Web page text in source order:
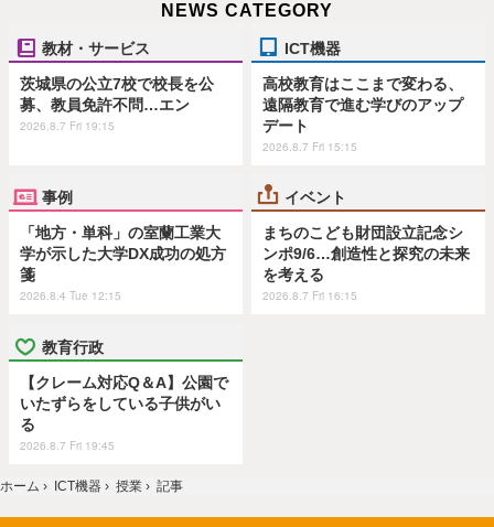
NEWS CATEGORY
教材・サービス
茨城県の公立7校で校長を公
募、教員免許不問…エン
2026.8.7 Fri 19:15
ICT機器
高校教育はここまで変わる、
遠隔教育で進む学びのアップ
デート
2026.8.7 Fri 15:15
事例
「地方・単科」の室蘭工業大
学が示した大学DX成功の処方
箋
2026.8.4 Tue 12:15
イベント
まちのこども財団設立記念シ
ンポ9/6…創造性と探究の未来
を考える
2026.8.7 Fri 16:15
教育行政
【クレーム対応Q＆A】公園で
いたずらをしている子供がい
る
2026.8.7 Fri 19:45
ホーム › ICT機器 › 授業 › 記事